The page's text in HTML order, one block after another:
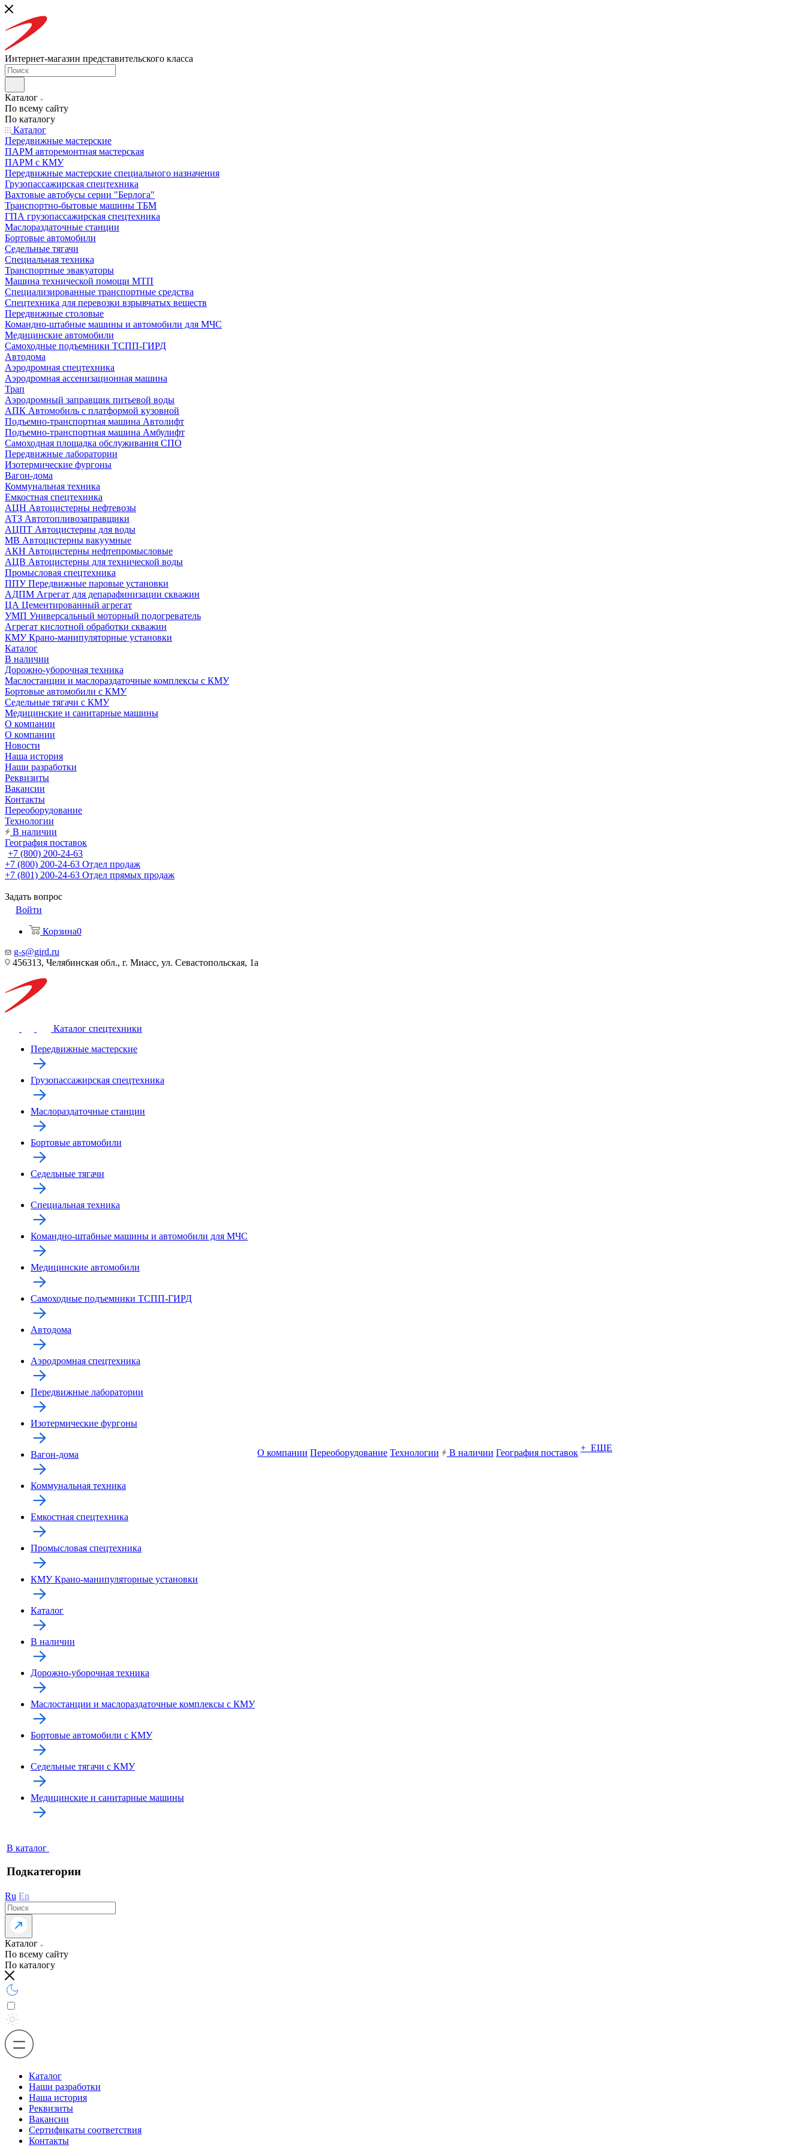
Интернет-магазин представительского класса
Каталог
По всему сайту
По каталогу
Каталог
Передвижные мастерские
ПАРМ авторемонтная мастерская
ПАРМ с КМУ
Передвижные мастерские специального назначения
Грузопассажирская спецтехника
Вахтовые автобусы серии "Берлога"
Транспортно-бытовые машины ТБМ
ГПА грузопассажирская спецтехника
Маслораздаточные станции
Бортовые автомобили
Седельные тягачи
Специальная техника
Транспортные эвакуаторы
Машина технической помощи МТП
Специализированные транспортные средства
Спецтехника для перевозки взрывчатых веществ
Передвижные столовые
Командно-штабные машины и автомобили для МЧС
Медицинские автомобили
Самоходные подъемники ТСПП-ГИРД
Автодома
Аэродромная спецтехника
Аэродромная ассенизационная машина
Трап
Аэродромный заправщик питьевой воды
АПК Автомобиль с платформой кузовной
Подъемно-транспортная машина Автолифт
Подъемно-транспортная машина Амбулифт
Самоходная площадка обслуживания СПО
Передвижные лаборатории
Изотермические фургоны
Вагон-дома
Коммунальная техника
Емкостная спецтехника
АЦН Автоцистерны нефтевозы
АТЗ Автотопливозаправщики
АЦПТ Автоцистерны для воды
МВ Автоцистерны вакуумные
АКН Автоцистерны нефтепромысловые
АЦВ Автоцистерны для технической воды
Промысловая спецтехника
ППУ Передвижные паровые установки
АДПМ Агрегат для депарафинизации скважин
ЦА Цементированный агрегат
УМП Универсальный моторный подогреватель
Агрегат кислотной обработки скважин
КМУ Крано-манипуляторные установки
Каталог
В наличии
Дорожно-уборочная техника
Маслостанции и маслораздаточные комплексы с КМУ
Бортовые автомобили с КМУ
Седельные тягачи с КМУ
Медицинские и санитарные машины
О компании
О компании
Новости
Наша история
Наши разработки
Реквизиты
Вакансии
Контакты
Переоборудование
Технологии
В наличии
География поставок
+7 (800) 200-24-63
+7 (800) 200-24-63 Отдел продаж
+7 (801) 200-24-63 Отдел прямых продаж
Задать вопрос
Войти
Корзина0
g-s@gird.ru
456313, Челябинская обл., г. Миасс, ул. Севастопольская, 1а
Каталог спецтехники
Передвижные мастерские
Грузопассажирская спецтехника
Маслораздаточные станции
Бортовые автомобили
Седельные тягачи
Специальная техника
Командно-штабные машины и автомобили для МЧС
Медицинские автомобили
Самоходные подъемники ТСПП-ГИРД
Автодома
Аэродромная спецтехника
Передвижные лаборатории
Изотермические фургоны
Вагон-дома
Коммунальная техника
Емкостная спецтехника
Промысловая спецтехника
КМУ Крано-манипуляторные установки
Каталог
В наличии
Дорожно-уборочная техника
Маслостанции и маслораздаточные комплексы с КМУ
Бортовые автомобили с КМУ
Седельные тягачи с КМУ
Медицинские и санитарные машины
В каталог
Подкатегории
О компании Переоборудование Технологии В наличии География поставок + ЕЩЕ
Ru En
Каталог
По всему сайту
По каталогу
Каталог
Наши разработки
Наша история
Реквизиты
Вакансии
Сертификаты соответствия
Контакты